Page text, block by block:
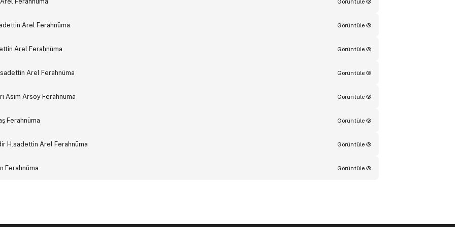
Arel Ferahnüma Görüntüle
Arel Ferahnüma Görüntüle
Arel Ferahnüma Görüntüle
Asım Arsoy Ferahnüma Görüntüle
Ferahnüma Görüntüle
H.sadettin Arel Ferahnüma Görüntüle
Ferahnüma Görüntüle